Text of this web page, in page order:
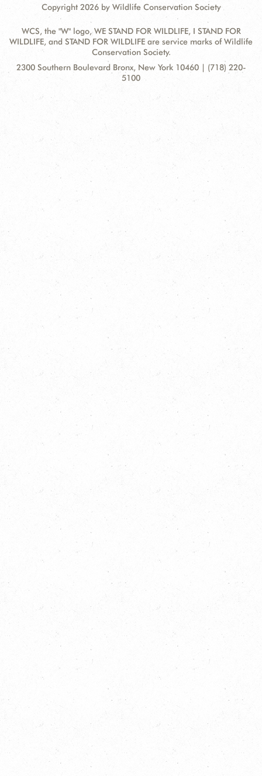
Copyright 2026 by Wildlife Conservation Society
WCS, the "W" logo, WE STAND FOR WILDLIFE, I STAND FOR
WILDLIFE, and STAND FOR WILDLIFE are service marks of Wildlife
Conservation Society.
Contact
Address:
2300 Southern Boulevard Bronx, New York 10460 | (718) 220-
5100